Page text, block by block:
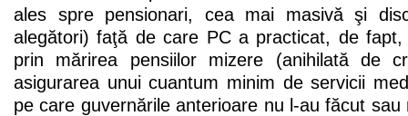
ales spre pensionari, cea mai masivă şi
alegători) faţă de care PC a practicat, de fapt,
prin mărirea pensiilor mizere (anihilată de
asigurarea unui cuantum minim de servicii
pe care guvernările anterioare nu l-au făcut